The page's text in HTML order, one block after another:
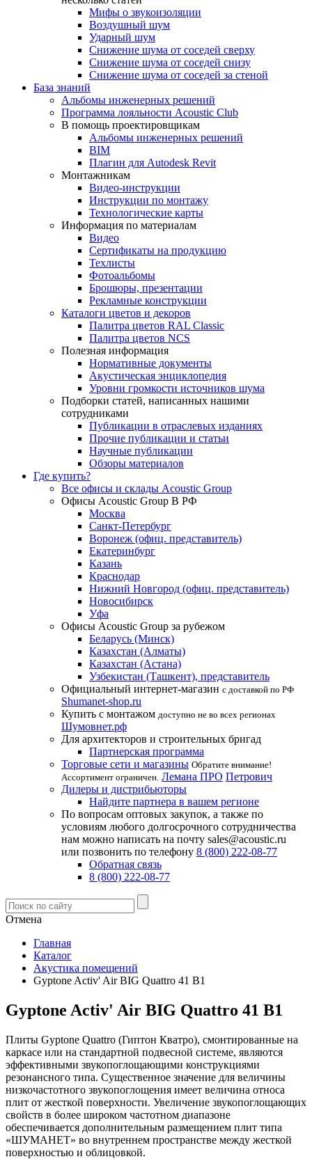
Мифы о звукоизоляции
Воздушный шум
Ударный шум
Снижение шума от соседей сверху
Снижение шума от соседей снизу
Снижение шума от соседей за стеной
База знаний
Альбомы инженерных решений
Программа лояльности Acoustic Club
В помощь проектировщикам
Альбомы инженерных решений
BIM
Плагин для Autodesk Revit
Монтажникам
Видео-инструкции
Инструкции по монтажу
Технологические карты
Информация по материалам
Видео
Сертификаты на продукцию
Техлисты
Фотоальбомы
Брошюры, презентации
Рекламные конструкции
Каталоги цветов и декоров
Палитра цветов RAL Сlassic
Палитра цветов NCS
Полезная информация
Нормативные документы
Акустическая энциклопедия
Уровни громкости источников шума
Подборки статей, написанных нашими
сотрудниками
Публикации в отраслевых изданиях
Прочие публикации и статьи
Научные публикации
Обзоры материалов
Где купить?
Все офисы и склады Acoustic Group
Офисы Acoustic Group В РФ
Москва
Санкт-Петербург
Воронеж (офиц. представитель)
Екатеринбург
Казань
Краснодар
Нижний Новгород (офиц. представитель)
Новосибирск
Уфа
Офисы Acoustic Group за рубежом
Беларусь (Минск)
Казахстан (Алматы)
Казахстан (Астана)
Узбекистан (Ташкент), представитель
Официальный интернет-магазин с доставкой по РФ
Shumanet-shop.ru
Купить с монтажом доступно не во всех регионах
Шумовнет.рф
Для архитекторов и строительных бригад
Партнерская программа
Торговые сети и магазины Обратите внимание!
Ассортимент ограничен. Лемана ПРО Петрович
Дилеры и дистрибьюторы
Найдите партнера в вашем регионе
По вопросам оптовых закупок, а также по
условиям любого долгосрочного сотрудничества
нам можно написать на почту sales@acoustic.ru
или позвонить по телефону 8 (800) 222-08-77
Обратная связь
8 (800) 222-08-77
Отмена
Главная
Каталог
Акустика помещений
Gyptone Activ' Air BIG Quattro 41 B1
Gyptone Activ' Air BIG Quattro 41 B1
Плиты Gyptone Quattro (Гиптон Кватро), смонтированные на
каркасе или на стандартной подвесной системе, являются
эффективными звукопоглощающими конструкциями
резонансного типа. Существенное значение для величины
низкочастотного звукопоглощения имеет величина относа
плит от жесткой поверхности. Увеличение звукопоглощающих
свойств в более широком частотном диапазоне
обеспечивается дополнительным размещением плит типа
«ШУМАНЕТ» во внутреннем пространстве между жесткой
поверхностью и облицовкой.